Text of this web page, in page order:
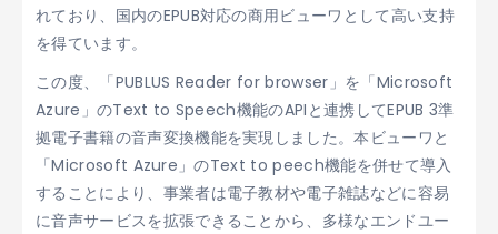
れており、国内のEPUB対応の商用ビューワとして高い支持
を得ています。
この度、「PUBLUS Reader for browser」を「Microsoft
Azure」のText to Speech機能のAPIと連携してEPUB 3準
拠電子書籍の音声変換機能を実現しました。本ビューワと
「Microsoft Azure」のText to peech機能を併せて導入
することにより、事業者は電子教材や電子雑誌などに容易
に音声サービスを拡張できることから、多様なエンドユー